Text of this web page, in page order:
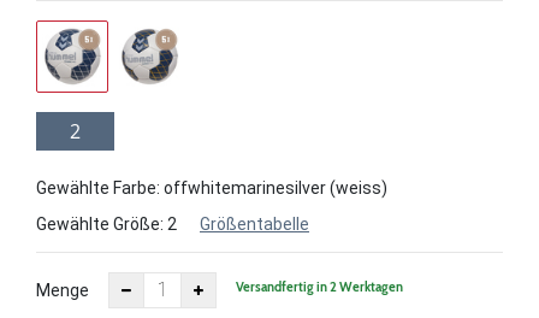
2
Gewählte Farbe: offwhitemarinesilver (weiss)
Gewählte Größe: 2 Größentabelle
Menge Versandfertig in 2 Werktagen